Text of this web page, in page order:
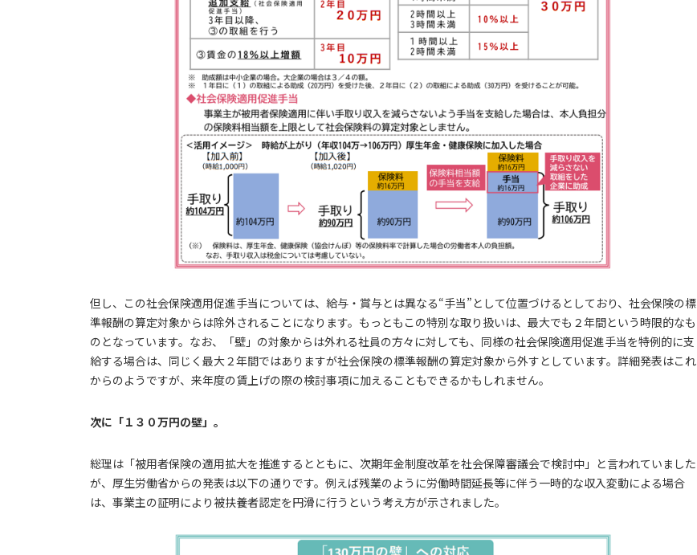
但し、この社会保険適用促進手当については、給与・賞与とは異なる“手当”として位置づけるとしており、社会保険の標
準報酬の算定対象からは除外されることになります。もっともこの特別な取り扱いは、最大でも２年間という時限的なも
のとなっています。なお、「壁」の対象からは外れる社員の方々に対しても、同様の社会保険適用促進手当を特例的に支
給する場合は、同じく最大２年間ではありますが社会保険の標準報酬の算定対象から外すとしています。詳細発表はこれ
からのようですが、来年度の賃上げの際の検討事項に加えることもできるかもしれません。
次に「１３０万円の壁」。
総理は「被用者保険の適用拡大を推進するとともに、次期年金制度改革を社会保障審議会で検討中」と言われていました
が、厚生労働省からの発表は以下の通りです。例えば残業のように労働時間延⾧等に伴う一時的な収入変動による場合
は、事業主の証明により被扶養者認定を円滑に行うという考え方が示されました。